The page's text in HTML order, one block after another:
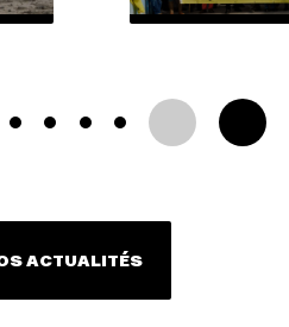
ACTUALITÉS